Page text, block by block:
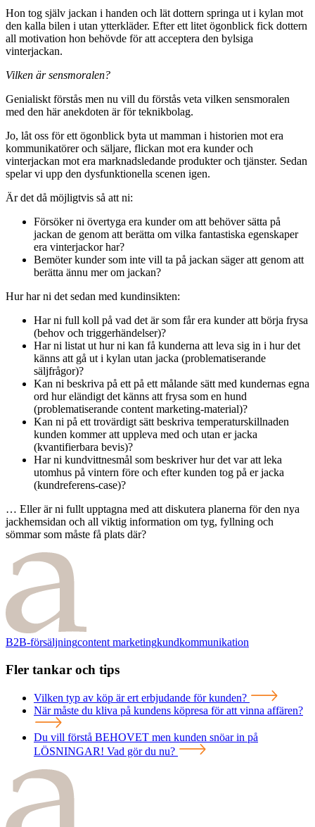
Hon tog själv jackan i handen och lät dottern springa ut i kylan mot
den kalla bilen i utan ytterkläder. Efter ett litet ögonblick fick dottern
all motivation hon behövde för att acceptera den bylsiga
vinterjackan.
Vilken är sensmoralen?
Genialiskt förstås men nu vill du förstås veta vilken sensmoralen
med den här anekdoten är för teknikbolag.
Jo, låt oss för ett ögonblick byta ut mamman i historien mot era
kommunikatörer och säljare, flickan mot era kunder och
vinterjackan mot era marknadsledande produkter och tjänster. Sedan
spelar vi upp den dysfunktionella scenen igen.
Är det då möjligtvis så att ni:
Försöker ni övertyga era kunder om att behöver sätta på
jackan de genom att berätta om vilka fantastiska egenskaper
era vinterjackor har?
Bemöter kunder som inte vill ta på jackan säger att genom att
berätta ännu mer om jackan?
Hur har ni det sedan med kundinsikten:
Har ni full koll på vad det är som får era kunder att börja frysa
(behov och triggerhändelser)?
Har ni listat ut hur ni kan få kunderna att leva sig in i hur det
känns att gå ut i kylan utan jacka (problematiserande
säljfrågor)?
Kan ni beskriva på ett på ett målande sätt med kundernas egna
ord hur eländigt det känns att frysa som en hund
(problematiserande content marketing-material)?
Kan ni på ett trovärdigt sätt beskriva temperaturskillnaden
kunden kommer att uppleva med och utan er jacka
(kvantifierbara bevis)?
Har ni kundvittnesmål som beskriver hur det var att leka
utomhus på vintern före och efter kunden tog på er jacka
(kundreferens-case)?
… Eller är ni fullt upptagna med att diskutera planerna för den nya
jackhemsidan och all viktig information om tyg, fyllning och
sömmar som måste få plats där?
B2B-försäljningcontent marketingkundkommunikation
Fler tankar och tips
Vilken typ av köp är ert erbjudande för kunden?
När måste du kliva på kundens köpresa för att vinna affären?
Du vill förstå BEHOVET men kunden snöar in på
LÖSNINGAR! Vad gör du nu?